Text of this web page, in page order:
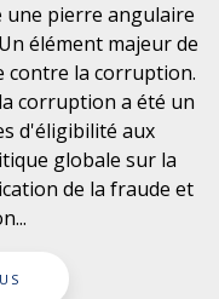
une pierre angulaire
élément majeur de
contre la corruption.
corruption a été un
d'éligibilité aux
globale sur la
de la fraude et